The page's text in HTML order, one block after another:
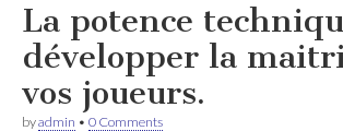
La potence
développer la
vos joueurs.
byadmin • 0 Comments